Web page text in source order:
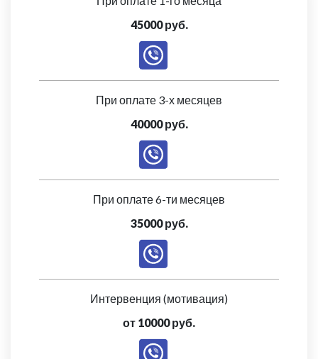
45000 руб.
При оплате 3-х месяцев
40000 руб.
При оплате 6-ти месяцев
35000 руб.
Интервенция (мотивация)
от 10000 руб.